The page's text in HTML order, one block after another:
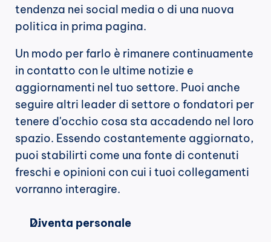
tendenza nei social media o di una nuova
politica in prima pagina.
Un modo per farlo è rimanere continuamente
in contatto con le ultime notizie e
aggiornamenti nel tuo settore. Puoi anche
seguire altri leader di settore o fondatori per
tenere d'occhio cosa sta accadendo nel loro
spazio. Essendo costantemente aggiornato,
puoi stabilirti come una fonte di contenuti
freschi e opinioni con cui i tuoi collegamenti
vorranno interagire.
Diventa personale